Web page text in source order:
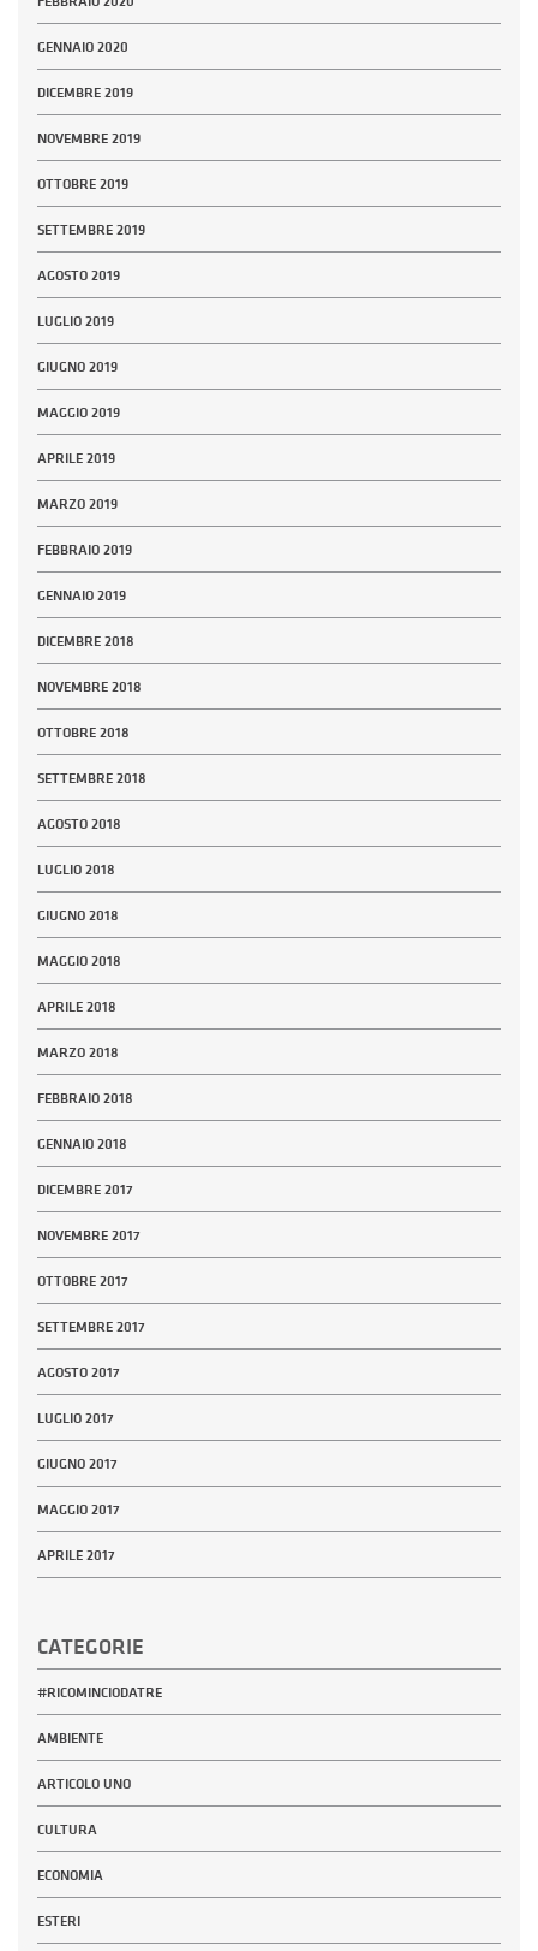
GENNAIO 2020
DICEMBRE 2019
NOVEMBRE 2019
OTTOBRE 2019
SETTEMBRE 2019
AGOSTO 2019
LUGLIO 2019
GIUGNO 2019
MAGGIO 2019
APRILE 2019
MARZO 2019
FEBBRAIO 2019
GENNAIO 2019
DICEMBRE 2018
NOVEMBRE 2018
OTTOBRE 2018
SETTEMBRE 2018
AGOSTO 2018
LUGLIO 2018
GIUGNO 2018
MAGGIO 2018
APRILE 2018
MARZO 2018
FEBBRAIO 2018
GENNAIO 2018
DICEMBRE 2017
NOVEMBRE 2017
OTTOBRE 2017
SETTEMBRE 2017
AGOSTO 2017
LUGLIO 2017
GIUGNO 2017
MAGGIO 2017
APRILE 2017
CATEGORIE
#RICOMINCIODATRE
AMBIENTE
ARTICOLO UNO
CULTURA
ECONOMIA
ESTERI